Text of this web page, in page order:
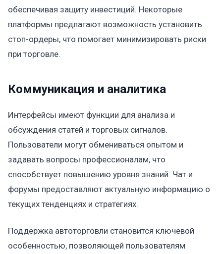
обеспечивая защиту инвестиций. Некоторые
платформы предлагают возможность установить
стоп-ордеры, что помогает минимизировать риски
при торговле.
Коммуникация и аналитика
Интерфейсы имеют функции для анализа и
обсуждения статей и торговых сигналов.
Пользователи могут обмениваться опытом и
задавать вопросы профессионалам, что
способствует повышению уровня знаний. Чат и
форумы предоставляют актуальную информацию о
текущих тенденциях и стратегиях.
Поддержка автоторговли становится ключевой
особенностью, позволяющей пользователям